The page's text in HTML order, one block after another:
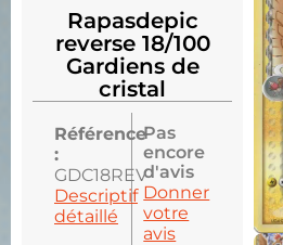
Rapasdepic
reverse 18/100
Gardiens de
cristal
Référence
:
GDC18REV
Descriptif
détaillé
Pas
encore
d'avis
Donner
votre
avis